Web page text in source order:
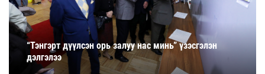
“Тэнгэрт дүүлсэн орь залуу нас минь” үзэсгэлэн
дэлгэлээ